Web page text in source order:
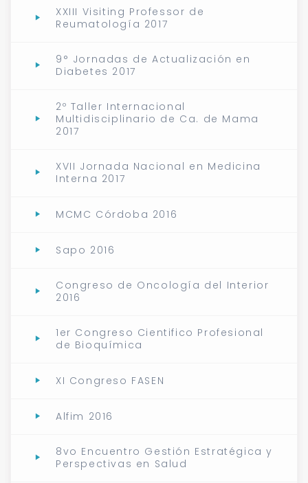
XXIII Visiting Professor de
Reumatología 2017
9° Jornadas de Actualización en
Diabetes 2017
2º Taller Internacional
Multidisciplinario de Ca. de Mama
2017
XVII Jornada Nacional en Medicina
Interna 2017
MCMC Córdoba 2016
Sapo 2016
Congreso de Oncología del Interior
2016
1er Congreso Cientifico Profesional
de Bioquímica
XI Congreso FASEN
Alfim 2016
8vo Encuentro Gestión Estratégica y
Perspectivas en Salud